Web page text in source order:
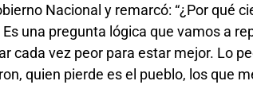
Nacional y remarcó: “¿Por qué
una pregunta lógica que vamos a
cada vez peor para estar mejor. Lo
quien pierde es el pueblo, los que